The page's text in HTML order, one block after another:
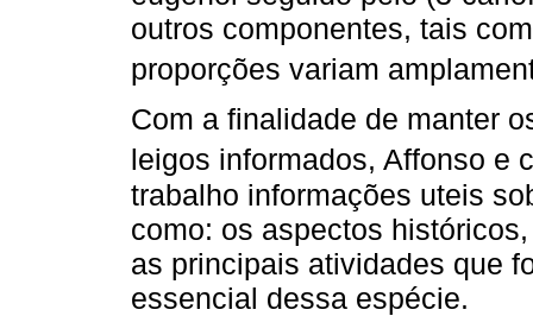
outros componentes, tais
proporções variam
Com a finalidade de manter
leigos informados, Affonso e
trabalho informações uteis
como: os aspectos
as principais atividades que
essencial dessa espécie.